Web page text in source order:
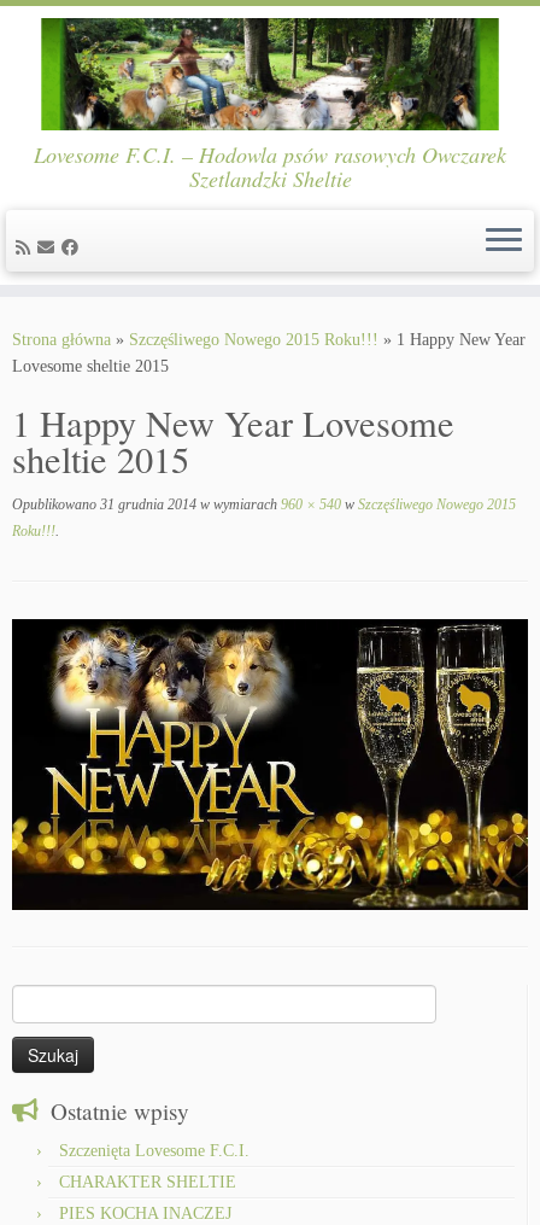
content
Lovesome F.C.I. – Hodowla psów rasowych Owczarek
Szetlandzki Sheltie
Strona główna » Szczęśliwego Nowego 2015 Roku!!! » 1 Happy New Year
Lovesome sheltie 2015
1 Happy New Year Lovesome
sheltie 2015
Opublikowano 31 grudnia 2014 w wymiarach 960 × 540 w Szczęśliwego Nowego 2015
Roku!!!.
Ostatnie wpisy
Szczenięta Lovesome F.C.I.
CHARAKTER SHELTIE
PIES KOCHA INACZEJ